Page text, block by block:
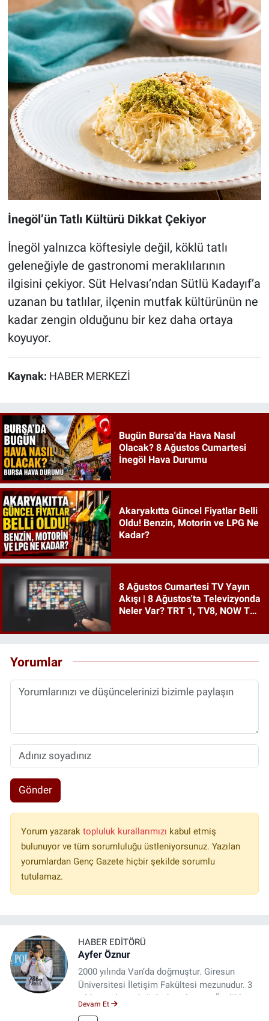
İnegöl’ün Tatlı Kültürü Dikkat Çekiyor
İnegöl yalnızca köftesiyle değil, köklü tatlı
geleneğiyle de gastronomi meraklılarının
ilgisini çekiyor. Süt Helvası’ndan Sütlü Kadayıf’a
uzanan bu tatlılar, ilçenin mutfak kültürünün ne
kadar zengin olduğunu bir kez daha ortaya
koyuyor.
Kaynak: HABER MERKEZİ
Bugün Bursa'da Hava Nasıl
Olacak? 8 Ağustos Cumartesi
İnegöl Hava Durumu
Akaryakıtta Güncel Fiyatlar Belli
Oldu! Benzin, Motorin ve LPG Ne
Kadar?
8 Ağustos Cumartesi TV Yayın
Akışı | 8 Ağustos'ta Televizyonda
Neler Var? TRT 1, TV8, NOW TV,
Yorumlar
Gönder
Yorum yazarak topluluk kurallarımızı kabul etmiş
bulunuyor ve tüm sorumluluğu üstleniyorsunuz. Yazılan
yorumlardan Genç Gazete hiçbir şekilde sorumlu
tutulamaz.
HABER EDITÖRÜ
Ayfer Öznur
2000 yılında Van’da doğmuştur. Giresun
Üniversitesi İletişim Fakültesi mezunudur. 3
yıldır medya sektöründe çalışıyor. Özelikle
Devam Et